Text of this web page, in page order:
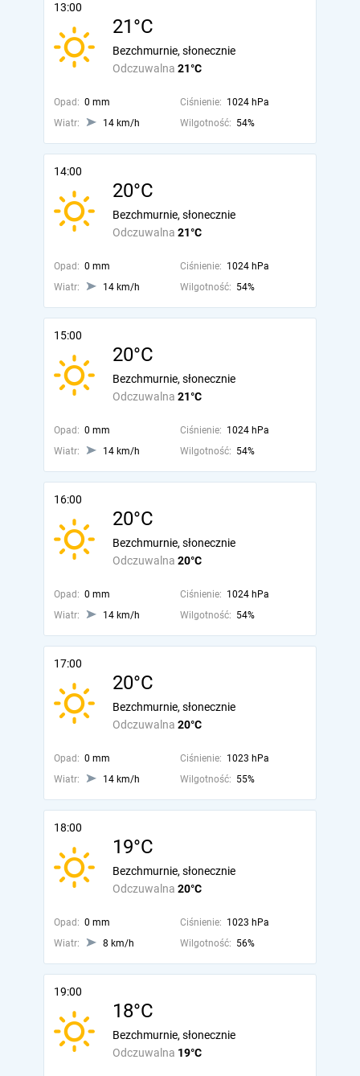
13:00
21°C
Odczuwalna 21°C
Bezchmurnie, słonecznie
Opad: 0 mm Ciśnienie: 1024 hPa
Wiatr:
14 km/h Wilgotność: 54%
14:00
20°C
Odczuwalna 21°C
Bezchmurnie, słonecznie
Opad: 0 mm Ciśnienie: 1024 hPa
Wiatr:
14 km/h Wilgotność: 54%
15:00
20°C
Odczuwalna 21°C
Bezchmurnie, słonecznie
Opad: 0 mm Ciśnienie: 1024 hPa
Wiatr:
14 km/h Wilgotność: 54%
16:00
20°C
Odczuwalna 20°C
Bezchmurnie, słonecznie
Opad: 0 mm Ciśnienie: 1024 hPa
Wiatr:
14 km/h Wilgotność: 54%
17:00
20°C
Odczuwalna 20°C
Bezchmurnie, słonecznie
Opad: 0 mm Ciśnienie: 1023 hPa
Wiatr:
14 km/h Wilgotność: 55%
18:00
19°C
Odczuwalna 20°C
Bezchmurnie, słonecznie
Opad: 0 mm Ciśnienie: 1023 hPa
Wiatr:
8 km/h Wilgotność: 56%
19:00
18°C
Odczuwalna 19°C
Bezchmurnie, słonecznie